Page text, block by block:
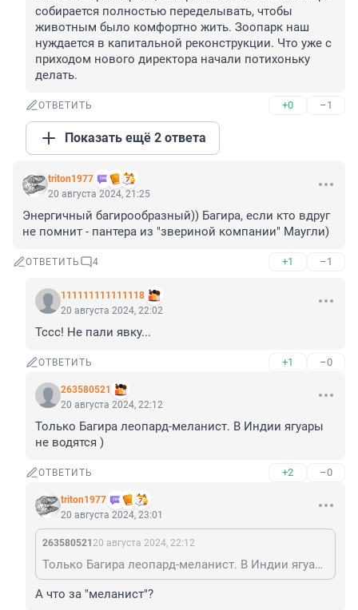
собирается полностью переделывать, чтобы
животным было комфортно жить. Зоопарк наш
нуждается в капитальной реконструкции. Что уже с
приходом нового директора начали потихоньку
делать.
ОТВЕТИТЬ +0 –1
Показать ещё 2 ответа
triton1977
20 августа 2024, 21:25
Энергичный багирообразный)) Багира, если кто вдруг
не помнит - пантера из "звериной компании" Маугли)
ОТВЕТИТЬ 4 +1 –1
111111111111118
20 августа 2024, 22:02
Тссс! Не пали явку...
ОТВЕТИТЬ +1 –0
263580521
20 августа 2024, 22:12
Только Багира леопард-меланист. В Индии ягуары
не водятся )
ОТВЕТИТЬ +2 –0
triton1977
20 августа 2024, 23:01
263580521 20 августа 2024, 22:12
Только Багира леопард-меланист. В Индии ягуары не водятся )
А что за "меланист"?